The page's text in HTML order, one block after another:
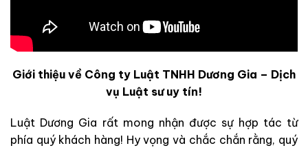
Giới thiệu về Công ty Luật TNHH Dương Gia – Dịch
vụ Luật sư uy tín!
Luật Dương Gia rất mong nhận được sự hợp tác từ
phía quý khách hàng! Hy vọng và chắc chắn rằng, quý